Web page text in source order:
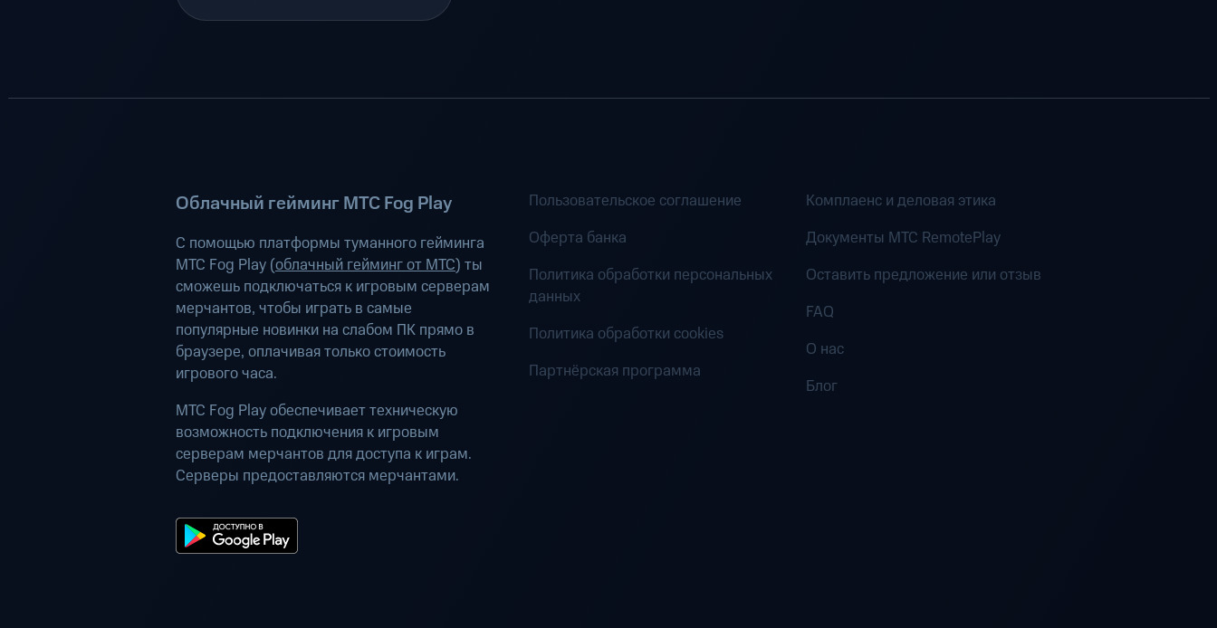
Облачный гейминг МТС Fog Play
С помощью платформы туманного гейминга
МТС Fog Play (облачный гейминг от МТС) ты
сможешь подключаться к игровым серверам
мерчантов, чтобы играть в самые
популярные новинки на слабом ПК прямо в
браузере, оплачивая только стоимость
игрового часа.
МТС Fog Play обеспечивает техническую
возможность подключения к игровым
серверам мерчантов для доступа к играм.
Серверы предоставляются мерчантами.
Пользовательское соглашение
Оферта банка
Политика обработки персональных
данных
Политика обработки cookies
Партнёрская программа
Комплаенс и деловая этика
Документы MTC RemotePlay
Оставить предложение или отзыв
FAQ
О нас
Блог